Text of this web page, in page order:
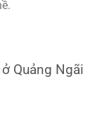
Quảng Ngãi